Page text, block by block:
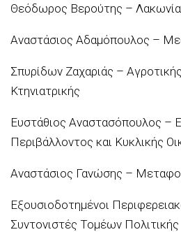
Θεόδωρος Βερούτης –
Αναστάσιος Αδαμόπουλος –
Σπυρίδων Ζαχαριάς –
Κτηνιατρικής
Ευστάθιος Αναστασόπουλος –
Περιβάλλοντος και Κυκλικής
Αναστάσιος Γανώσης –
Εξουσιοδοτημένοι
Συντονιστές Τομέων Πολιτικής